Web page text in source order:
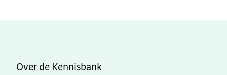
Over de Kennisbank